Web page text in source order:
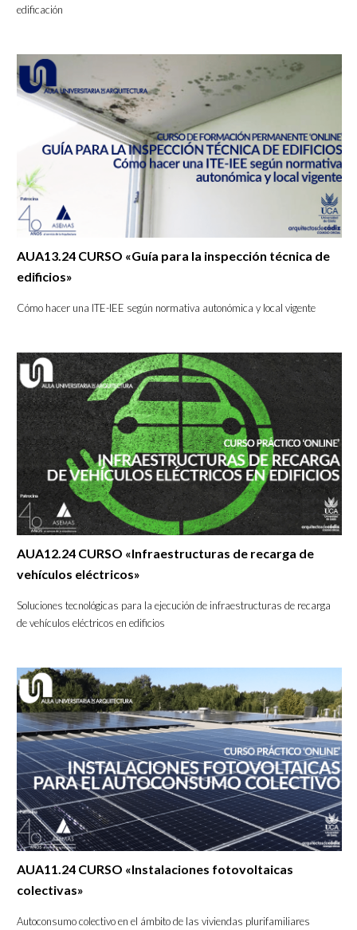
edificación
AUA13.24 CURSO «Guía para la inspección técnica de
edificios»
Cómo hacer una ITE-IEE según normativa autonómica y local vigente
AUA12.24 CURSO «Infraestructuras de recarga de
vehículos eléctricos»
Soluciones tecnológicas para la ejecución de infraestructuras de recarga
de vehículos eléctricos en edificios
AUA11.24 CURSO «Instalaciones fotovoltaicas
colectivas»
Autoconsumo colectivo en el ámbito de las viviendas plurifamiliares